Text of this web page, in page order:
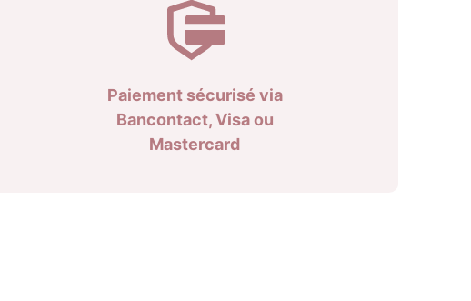
Paiement sécurisé via
Bancontact, Visa ou
Mastercard